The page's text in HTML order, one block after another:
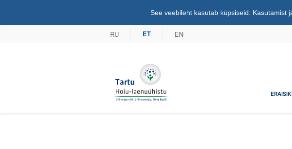
See veebileht kasutab küpsiseid. Kasutamist
RU ET EN
Tartu Hoiu-laenuühistu